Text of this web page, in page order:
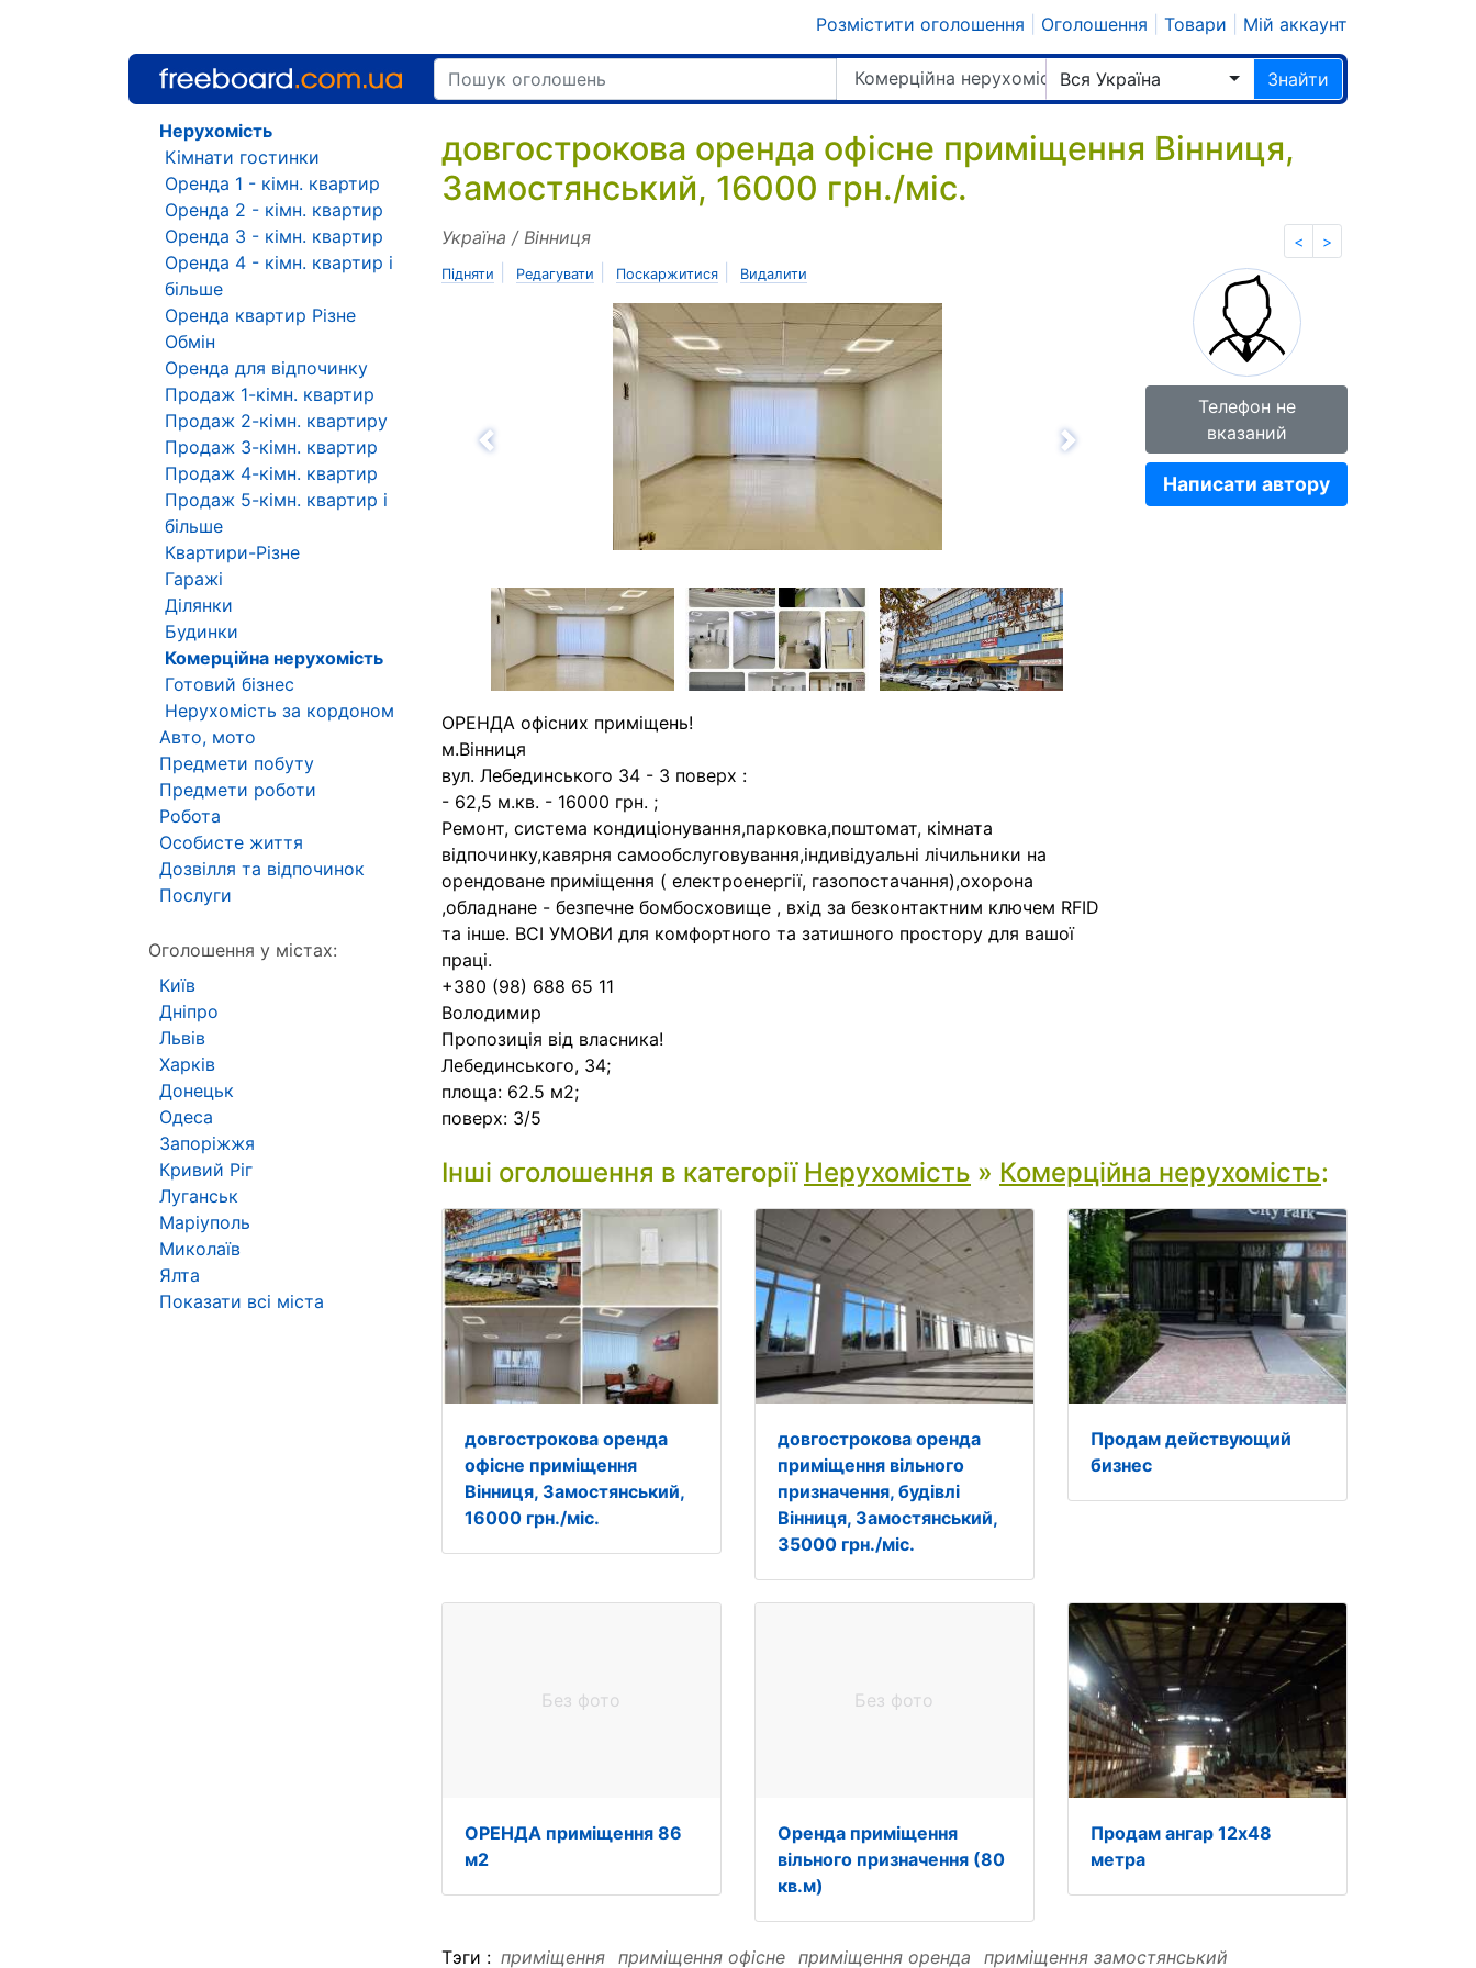
Розмістити оголошення Оголошення Товари Мій аккаунт
Комерційна нерухомістьВся Україна Знайти
довгострокова оренда офісне приміщення Вінниця,
Замостянський, 16000 грн./міс.
< >
Україна / Вінниця
Підняти Редагувати Поскаржитися Видалити
Назад
ОРЕНДА офісних приміщень!
м.Вінниця
вул. Лебединського 34 - 3 поверх :
- 62,5 м.кв. - 16000 грн. ;
Ремонт, система кондиціонування,парковка,поштомат, кімната
відпочинку,кавярня самообслуговування,індивідуальні лічильники на
орендоване приміщення ( електроенергії, газопостачання),охорона
,обладнане - безпечне бомбосховище , вхід за безконтактним ключем RFID
та інше. ВСІ УМОВИ для комфортного та затишного простору для вашої
праці.
+380 (98) 688 65 11
Володимир
Пропозиція від власника!
Лебединського, 34;
площа: 62.5 м2;
поверх: 3/5
Телефон не
вказаний
Написати автору
Інші оголошення в категорії Нерухомість » Комерційна нерухомість:
довгострокова оренда
офісне приміщення
Вінниця, Замостянський,
16000 грн./міс.
довгострокова оренда
приміщення вільного
призначення, будівлі
Вінниця, Замостянський,
35000 грн./міс.
Продам действующий
бизнес
Без фото
ОРЕНДА приміщення 86
м2
Без фото
Оренда приміщення
вільного призначення (80
кв.м)
Продам ангар 12х48
метра
Тэги : приміщення приміщення офісне приміщення оренда приміщення замостянський
Нерухомість
Кімнати гостинки
Оренда 1 - кімн. квартир
Оренда 2 - кімн. квартир
Оренда 3 - кімн. квартир
Оренда 4 - кімн. квартир і
більше
Оренда квартир Різне
Обмін
Оренда для відпочинку
Продаж 1-кімн. квартир
Продаж 2-кімн. квартиру
Продаж 3-кімн. квартир
Продаж 4-кімн. квартир
Продаж 5-кімн. квартир і
більше
Квартири-Різне
Гаражі
Ділянки
Будинки
Комерційна нерухомість
Готовий бізнес
Нерухомість за кордоном
Авто, мото
Предмети побуту
Предмети роботи
Робота
Особисте життя
Дозвілля та відпочинок
Послуги
Оголошення у містах:
Київ
Дніпро
Львів
Харків
Донецьк
Одеса
Запоріжжя
Кривий Ріг
Луганськ
Маріуполь
Миколаїв
Ялта
Показати всі міста